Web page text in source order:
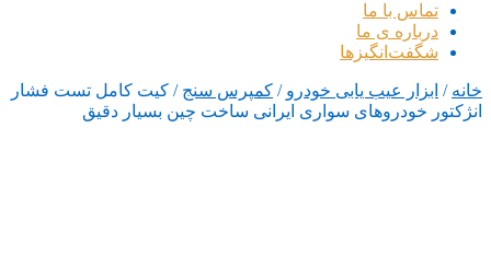
تماس با ما
درباره ی ما
شگفت‌انگیزها
خانه / ابزار عیب یابی خودرو / کمپرس سنج / کیت کامل تست فشار
انژکتور خودروهای سواری ایرانی ساخت چین بسیار دقیق